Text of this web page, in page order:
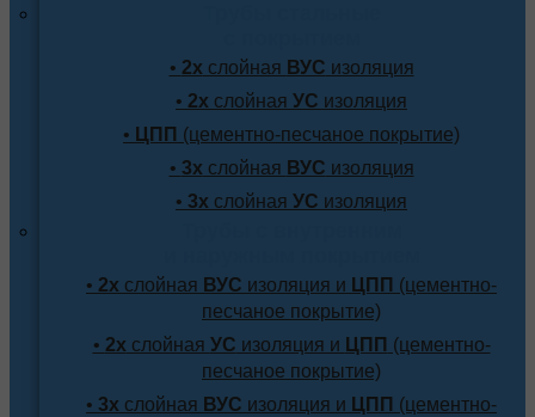
• 2х слойная ВУС изоляция
• 2х слойная УС изоляция
• ЦПП (цементно-песчаное покрытие)
• 3х слойная ВУС изоляция
• 3х слойная УС изоляция
• 2х слойная ВУС изоляция и ЦПП (цементно-
песчаное покрытие)
• 2х слойная УС изоляция и ЦПП (цементно-
песчаное покрытие)
• 3х слойная ВУС изоляция и ЦПП (цементно-